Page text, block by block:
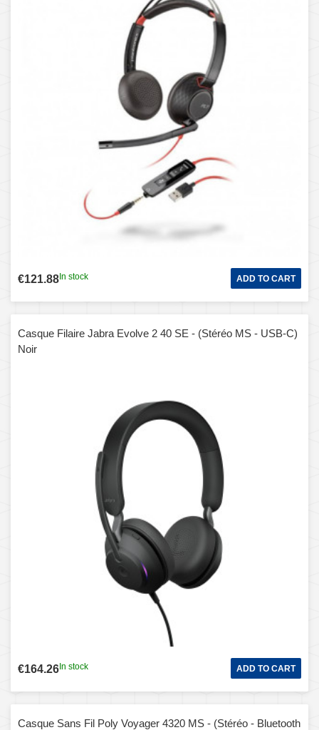
€121.88 In stock ADD TO CART
Casque Filaire Jabra Evolve 2 40 SE - (Stéréo MS - USB-C)
Noir
€164.26 In stock ADD TO CART
Casque Sans Fil Poly Voyager 4320 MS - (Stéréo - Bluetooth